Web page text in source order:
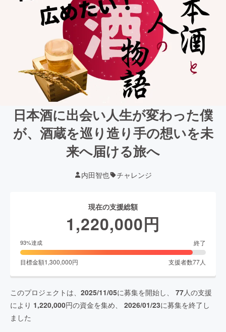
日本酒に出会い人生が変わった僕
が、酒蔵を巡り造り手の想いを未
来へ届ける旅へ
内田智也 チャレンジ
現在の支援総額
1,220,000円
93%達成 終了
目標金額1,300,000円 支援者数77人
このプロジェクトは、 2025/11/05に募集を開始し、 77人の支援
により 1,220,000円の資金を集め、 2026/01/23に募集を終了し
ました